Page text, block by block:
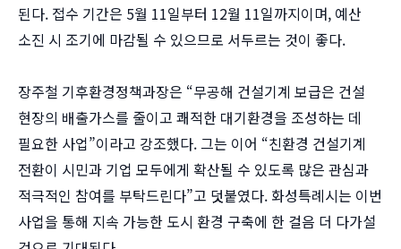
된다. 접수 기간은 5월 11일부터 12월 11일까지이며, 예산
소진 시 조기에 마감될 수 있으므로 서두르는 것이 좋다.
장주철 기후환경정책과장은 “무공해 건설기계 보급은 건설
현장의 배출가스를 줄이고 쾌적한 대기환경을 조성하는 데
필요한 사업”이라고 강조했다. 그는 이어 “친환경 건설기계
전환이 시민과 기업 모두에게 확산될 수 있도록 많은 관심과
적극적인 참여를 부탁드린다”고 덧붙였다. 화성특례시는 이번
사업을 통해 지속 가능한 도시 환경 구축에 한 걸음 더 다가설